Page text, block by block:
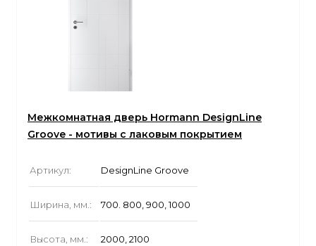
Межкомнатная дверь Hormann DesignLine
Groove - мотивы с лаковым покрытием
Артикул: DesignLine Groove
Ширина, мм.: 700. 800, 900, 1000
Высота, мм.: 2000, 2100